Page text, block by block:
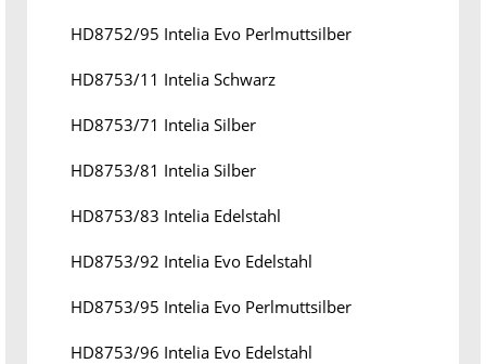
HD8752/95 Intelia Evo Perlmuttsilber
HD8753/11 Intelia Schwarz
HD8753/71 Intelia Silber
HD8753/81 Intelia Silber
HD8753/83 Intelia Edelstahl
HD8753/92 Intelia Evo Edelstahl
HD8753/95 Intelia Evo Perlmuttsilber
HD8753/96 Intelia Evo Edelstahl